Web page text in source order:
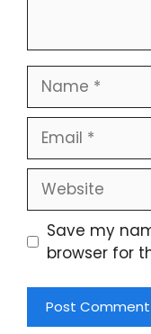
Name
Email
Website
Save my
browser for